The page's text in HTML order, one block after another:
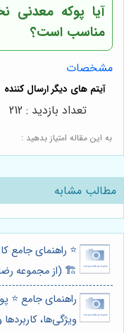
آیا پوکه معدنی
مناسب است؟
مشخصات
به این مقاله امتیاز بدهید :
تعداد بازدید : 212
مطالب مشابه
⭐️ راهنمای جامع
🏗️ (از مجموعه
راهنمای جامع ⭐️
ویژگی‌ها، کاربردها